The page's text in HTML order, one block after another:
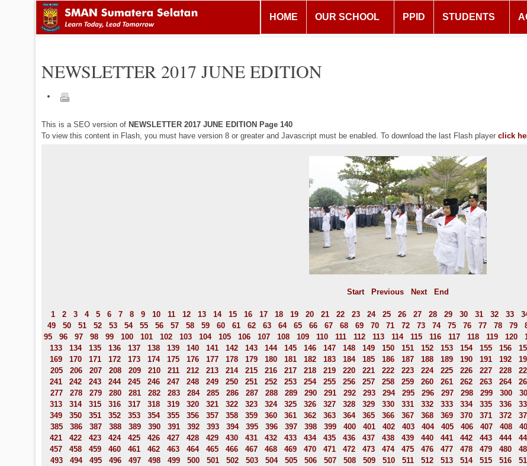
HOME OUR SCHOOL PPID STUDENTS
NEWSLETTER 2017 JUNE EDITION
This is a SEO version of NEWSLETTER 2017 JUNE EDITION Page 140
To view this content in Flash, you must have version 8 or greater and Javascript must be enabled. To download the last Flash player click
Start Previous Next End
1 2 3 4 5 6 7 8 9 10 11 12 13 14 15 16 17 18 19 20 21 22 23 24 25 26 27 28 29 30 31 32 33
49
50 51 52 53 54 55 56 57 58 59 60 61 62 63 64 65 66 67 68 69 70 71 72 73 74 75 76 77 78 79
95
96 97 98 99 100 101 102 103 104 105 106 107 108 109 110 111 112 113 114 115 116 117 118 119 120
133
134 135 136 137 138 139 140 141 142 143 144 145 146 147 148 149 150 151 152 153 154 155 156
169
170 171 172 173 174 175 176 177 178 179 180 181 182 183 184 185 186 187 188 189 190 191 192
205
206 207 208 209 210 211 212 213 214 215 216 217 218 219 220 221 222 223 224 225 226 227 228
241
242 243 244 245 246 247 248 249 250 251 252 253 254 255 256 257 258 259 260 261 262 263 264
277
278 279 280 281 282 283 284 285 286 287 288 289 290 291 292 293 294 295 296 297 298 299 300
313
314 315 316 317 318 319 320 321 322 323 324 325 326 327 328 329 330 331 332 333 334 335 336
349
350 351 352 353 354 355 356 357 358 359 360 361 362 363 364 365 366 367 368 369 370 371 372
385
386 387 388 389 390 391 392 393 394 395 396 397 398 399 400 401 402 403 404 405 406 407 408
421
422 423 424 425 426 427 428 429 430 431 432 433 434 435 436 437 438 439 440 441 442 443 444
457
458 459 460 461 462 463 464 465 466 467 468 469 470 471 472 473 474 475 476 477 478 479 480
493
494 495 496 497 498 499 500 501 502 503 504 505 506 507 508 509 510 511 512 513 514 515 516